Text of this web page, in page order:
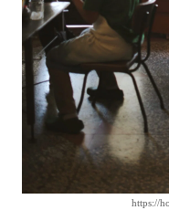
https://